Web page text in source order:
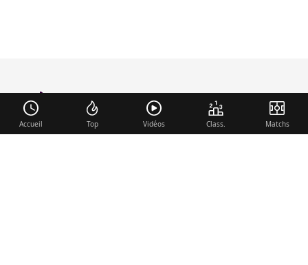
foot-anglais.com
Accueil Top Vidéos Class. Matchs